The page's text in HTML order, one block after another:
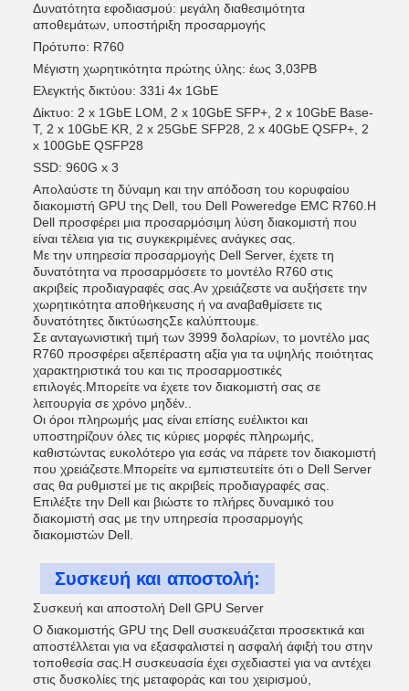
Δυνατότητα εφοδιασμού: μεγάλη διαθεσιμότητα
αποθεμάτων, υποστήριξη προσαρμογής
Πρότυπο: R760
Μέγιστη χωρητικότητα πρώτης ύλης: έως 3,03PB
Ελεγκτής δικτύου: 331i 4x 1GbE
Δίκτυο: 2 x 1GbE LOM, 2 x 10GbE SFP+, 2 x 10GbE Base-
T, 2 x 10GbE KR, 2 x 25GbE SFP28, 2 x 40GbE QSFP+, 2
x 100GbE QSFP28
SSD: 960G x 3
Απολαύστε τη δύναμη και την απόδοση του κορυφαίου
διακομιστή GPU της Dell, του Dell Poweredge EMC R760.Η
Dell προσφέρει μια προσαρμόσιμη λύση διακομιστή που
είναι τέλεια για τις συγκεκριμένες ανάγκες σας.
Με την υπηρεσία προσαρμογής Dell Server, έχετε τη
δυνατότητα να προσαρμόσετε το μοντέλο R760 στις
ακριβείς προδιαγραφές σας.Αν χρειάζεστε να αυξήσετε την
χωρητικότητα αποθήκευσης ή να αναβαθμίσετε τις
δυνατότητες δικτύωσηςΣε καλύπτουμε.
Σε ανταγωνιστική τιμή των 3999 δολαρίων, το μοντέλο μας
R760 προσφέρει αξεπέραστη αξία για τα υψηλής ποιότητας
χαρακτηριστικά του και τις προσαρμοστικές
επιλογές.Μπορείτε να έχετε τον διακομιστή σας σε
λειτουργία σε χρόνο μηδέν..
Οι όροι πληρωμής μας είναι επίσης ευέλικτοι και
υποστηρίζουν όλες τις κύριες μορφές πληρωμής,
καθιστώντας ευκολότερο για εσάς να πάρετε τον διακομιστή
που χρειάζεστε.Μπορείτε να εμπιστευτείτε ότι ο Dell Server
σας θα ρυθμιστεί με τις ακριβείς προδιαγραφές σας.
Επιλέξτε την Dell και βιώστε το πλήρες δυναμικό του
διακομιστή σας με την υπηρεσία προσαρμογής
διακομιστών Dell.
Συσκευή και αποστολή:
Συσκευή και αποστολή Dell GPU Server
Ο διακομιστής GPU της Dell συσκευάζεται προσεκτικά και
αποστέλλεται για να εξασφαλιστεί η ασφαλή άφιξή του στην
τοποθεσία σας.Η συσκευασία έχει σχεδιαστεί για να αντέχει
στις δυσκολίες της μεταφοράς και του χειρισμού,